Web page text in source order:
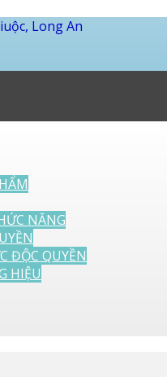
Long An
NĂNG
ĐỘC QUYỀN
HIỆU